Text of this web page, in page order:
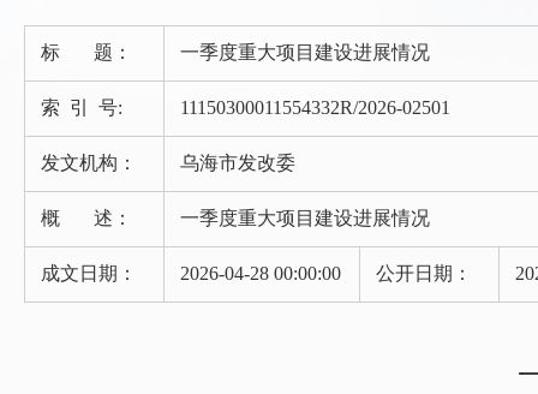
标 题： 一季度重大项目建设进展情况
索 引 号: 11150300011554332R/2026-02501
发文机构： 乌海市发改委
概 述： 一季度重大项目建设进展情况
成文日期： 2026-04-28 00:00:00 公开日期：